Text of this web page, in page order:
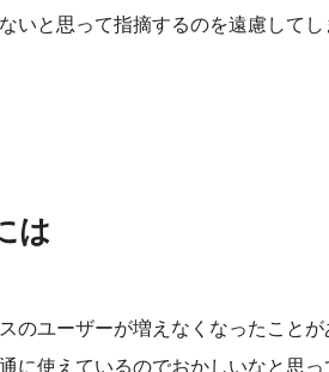
いと思って指摘するのを遠慮してし
は
のユーザーが増えなくなったことが
に使えているのでおかしいなと思っ